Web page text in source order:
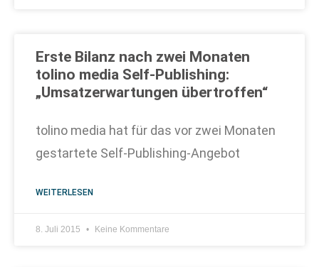
Erste Bilanz nach zwei Monaten
tolino media Self-Publishing:
„Umsatzerwartungen übertroffen“
tolino media hat für das vor zwei Monaten
gestartete Self-Publishing-Angebot
WEITERLESEN
8. Juli 2015 Keine Kommentare